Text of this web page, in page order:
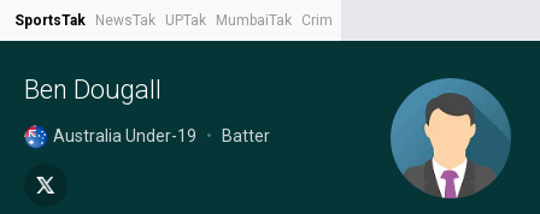
SportsTak NewsTak UPTak MumbaiTak CrimeTak
Ben Dougall
Australia Under-19 • Batter